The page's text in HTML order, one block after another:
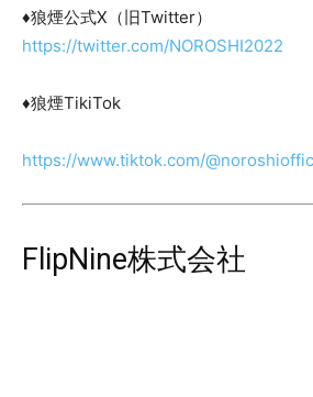
♦狼煙公式X（旧Twitter）
https://twitter.com/NOROSHI2022
♦狼煙TikiTok
https://www.tiktok.com/
FlipNine株式会社